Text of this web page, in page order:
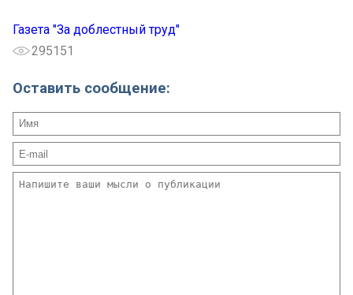
Газета "За доблестный труд"
295151
Оставить сообщение: